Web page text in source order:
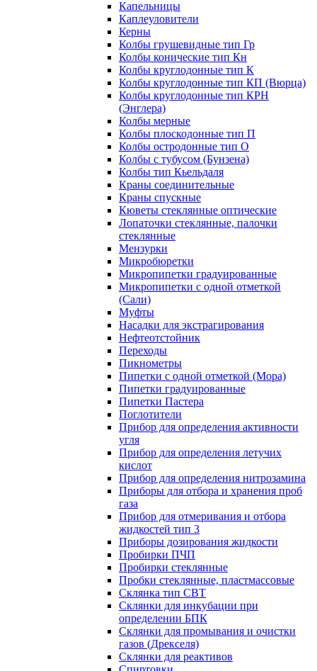
Капельницы
Каплеуловители
Керны
Колбы грушевидные тип Гр
Колбы конические тип Кн
Колбы круглодонные тип К
Колбы круглодонные тип КП (Вюрца)
Колбы круглодонные тип КРН
(Энглера)
Колбы мерные
Колбы плоскодонные тип П
Колбы остродонные тип О
Колбы с тубусом (Бунзена)
Колбы тип Кьельдаля
Краны соединительные
Краны спускные
Кюветы стеклянные оптические
Лопаточки стеклянные, палочки
стеклянные
Мензурки
Микробюретки
Микропипетки градуированные
Микропипетки с одной отметкой
(Сали)
Муфты
Насадки для экстрагирования
Нефтеотстойник
Переходы
Пикнометры
Пипетки с одной отметкой (Мора)
Пипетки градуированные
Пипетки Пастера
Поглотители
Прибор для определения активности
угля
Прибор для определения летучих
кислот
Прибор для определения нитрозамина
Приборы для отбора и хранения проб
газа
Прибор для отмеривания и отбора
жидкостей тип 3
Приборы дозирования жидкости
Пробирки ПЧП
Пробирки стеклянные
Пробки стеклянные, пластмассовые
Склянка тип СВТ
Склянки для инкубации при
определении БПК
Склянки для промывания и очистки
газов (Дрекселя)
Склянки для реактивов